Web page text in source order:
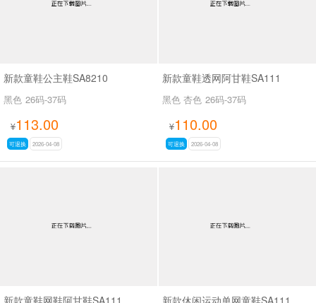
新款童鞋公主鞋SA8210
黑色 26码-37码
¥113.00
可退换 2026-04-08
新款童鞋透网阿甘鞋SA111
黑色 杏色 26码-37码
¥110.00
可退换 2026-04-08
新款童鞋网鞋阿甘鞋SA111 新款休闲运动单网童鞋SA111